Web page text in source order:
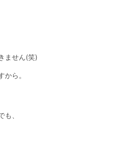
ません(笑)
ら。
も、